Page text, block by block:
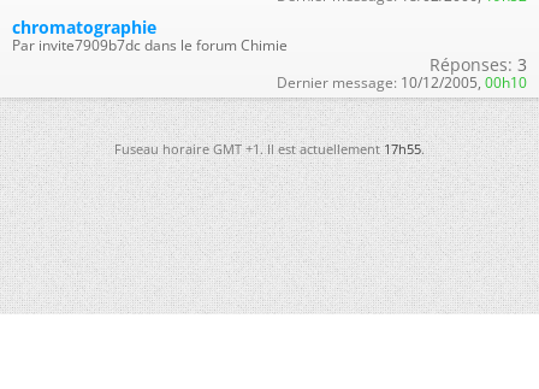
chromatographie
Par invite7909b7dc dans le forum Chimie
Réponses: 3
Dernier message: 10/12/2005, 00h10
Fuseau horaire GMT +1. Il est actuellement17h55.